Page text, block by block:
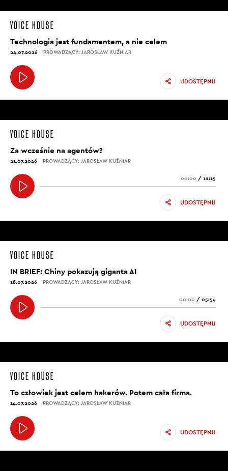
Technologia jest fundamentem, a nie celem
24.07.2026 PROWADZĄCY: JAROSŁAW KUŹNIAR
UDOSTĘPNIJ
Za wcześnie na agentów?
21.07.2026 PROWADZĄCY: JAROSŁAW KUŹNIAR
00:00 / 12:15
UDOSTĘPNIJ
IN BRIEF: Chiny pokazują giganta AI
18.07.2026 PROWADZĄCY: JAROSŁAW KUŹNIAR
00:00 / 05:54
UDOSTĘPNIJ
To człowiek jest celem hakerów. Potem cała firma.
14.07.2026 PROWADZĄCY: JAROSŁAW KUŹNIAR
UDOSTĘPNIJ